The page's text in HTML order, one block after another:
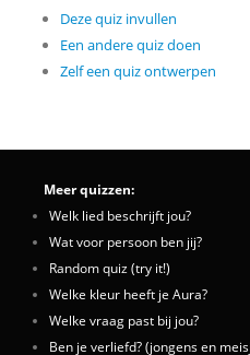
Deze quiz invullen
Een andere quiz doen
Zelf een quiz ontwerpen
Meer quizzen:
Welk lied beschrijft jou?
Wat voor persoon ben jij?
Random quiz (try it!)
Welke kleur heeft je Aura?
Welke vraag past bij jou?
Ben je verliefd? (jongens en